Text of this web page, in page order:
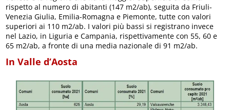
rispetto al numero di abitanti (147 m2/ab), seguita da Friuli-
Venezia Giulia, Emilia-Romagna e Piemonte, tutte con valori
superiori ai 110 m2/ab. I valori più bassi si registrano invece
nel Lazio, in Liguria e Campania, rispettivamente con 55, 60 e
65 m2/ab, a fronte di una media nazionale di 91 m2/ab.
In Valle d’Aosta